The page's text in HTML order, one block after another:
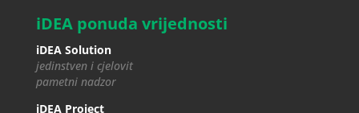
iDEA ponuda vrijednosti
iDEA Solution
jedinstven i cjelovit
pametni nadzor
iDEA Project